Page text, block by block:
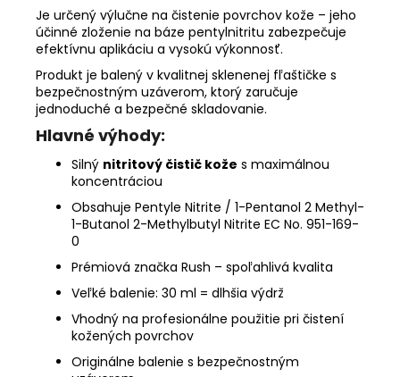
Je určený výlučne na čistenie povrchov kože – jeho
účinné zloženie na báze pentylnitritu zabezpečuje
efektívnu aplikáciu a vysokú výkonnosť.
Produkt je balený v kvalitnej sklenenej fľaštičke s
bezpečnostným uzáverom, ktorý zaručuje
jednoduché a bezpečné skladovanie.
Hlavné výhody:
Silný nitritový čistič kože s maximálnou
koncentráciou
Obsahuje Pentyle Nitrite / 1-Pentanol 2 Methyl-
1-Butanol 2-Methylbutyl Nitrite EC No. 951-169-
0
Prémiová značka Rush – spoľahlivá kvalita
Veľké balenie: 30 ml = dlhšia výdrž
Vhodný na profesionálne použitie pri čistení
kožených povrchov
Originálne balenie s bezpečnostným